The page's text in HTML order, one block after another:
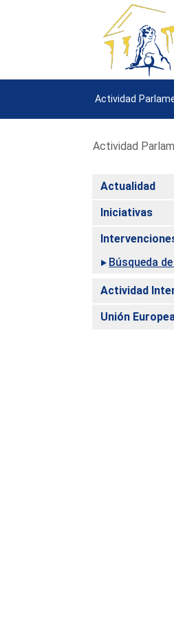
Actividad
Actividad
Actualidad
Iniciativas
Búsqueda
Actividad
Unión